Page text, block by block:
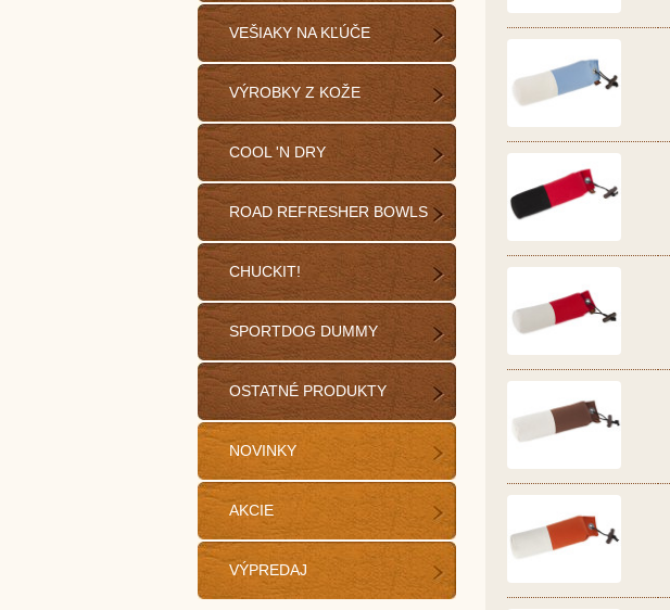
VEŠIAKY NA KĽÚČE
VÝROBKY Z KOŽE
COOL 'N DRY
ROAD REFRESHER BOWLS
CHUCKIT!
SPORTDOG DUMMY
OSTATNÉ PRODUKTY
NOVINKY
AKCIE
VÝPREDAJ